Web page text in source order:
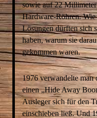
sowie auf 22
Hardware-Röhren.
Lösungen dürften sich
haben, warum sie
gekommen waren.
1976 verwandelte man
einen „Hide Away
Ausleger sich für den
einschieben ließ. Und